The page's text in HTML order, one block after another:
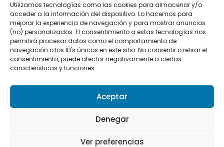
Utilizamos tecnologías como las cookies para almacenar y/o
acceder a la información del dispositivo. Lo hacemos para
mejorar la experiencia de navegación y para mostrar anuncios
(no) personalizados. El consentimiento a estas tecnologías nos
permitirá procesar datos como el comportamiento de
navegación o los ID's únicos en este sitio. No consentir o retirar el
consentimiento, puede afectar negativamente a ciertas
características y funciones.
Aceptar
Denegar
Ver preferencias
+34 662 342 177
info@vkssport.com
SÍGUENOS
Política de privacidad
Política de cookies